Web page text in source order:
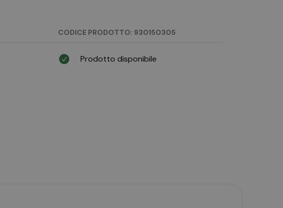
CODICE PRODOTTO: 930150305
Prodotto disponibile